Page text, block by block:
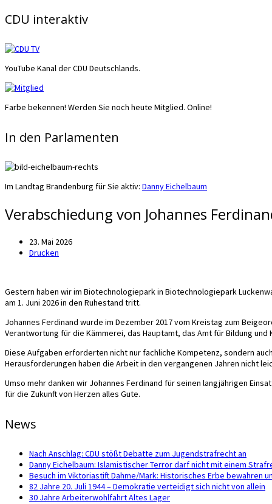
CDU interaktiv
YouTube Kanal der CDU Deutschlands.
Farbe bekennen! Werden Sie noch heute Mitglied. Online!
In den Parlamenten
Im Landtag Brandenburg für Sie aktiv: Danny Eichelbaum
Verabschiedung von Johannes
23. Mai 2026
Drucken
Gestern haben wir im Biotechnologiepark in Biotechnologiepark
am 1. Juni 2026 in den Ruhestand tritt.
Johannes Ferdinand wurde im Dezember 2017 vom Kreistag zum
Verantwortung für die Kämmerei, das Hauptamt, das Amt für Bildung
Diese Aufgaben erforderten nicht nur fachliche Kompetenz, sondern
Herausforderungen haben die Arbeit in den vergangenen Jahren nicht
Umso mehr danken wir Johannes Ferdinand für seinen langjährigen
für die Zukunft von Herzen alles Gute.
News
Nach Anschlag: CDU stößt Debatte zum Jugendstrafrecht an
Danny Eichelbaum: Islamistischer Terror darf nicht mit einem
Besuch im Viktoriastift Dahme/Mark: Historisches Erbe bewahren
82 Jahre 20. Juli 1944 – Demokratie verteidigt sich nicht von allein
30 Jahre Arbeiterwohlfahrt Altes Lager